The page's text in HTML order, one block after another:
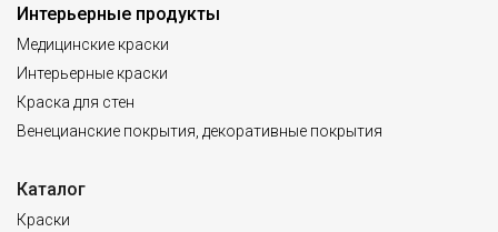
Интерьерные продукты
Медицинские краски
Интерьерные краски
Краска для стен
Венецианские покрытия, декоративные покрытия
Каталог
Краски